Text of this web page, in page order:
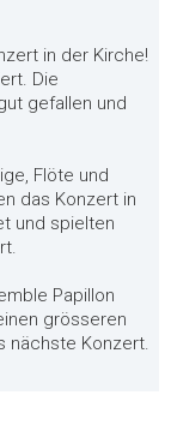
in der Kirche!
Die
gefallen und
Flöte und
das Konzert in
und spielten
Papillon
grösseren
nächste Konzert.